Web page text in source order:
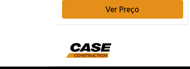
Ver Preço